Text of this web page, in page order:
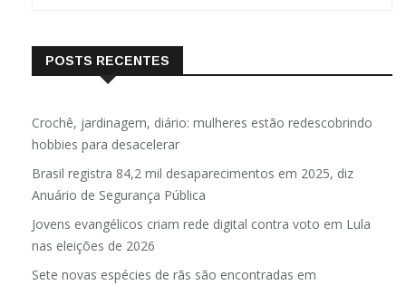
POSTS RECENTES
Crochê, jardinagem, diário: mulheres estão redescobrindo
hobbies para desacelerar
Brasil registra 84,2 mil desaparecimentos em 2025, diz
Anuário de Segurança Pública
Jovens evangélicos criam rede digital contra voto em Lula
nas eleições de 2026
Sete novas espécies de rãs são encontradas em